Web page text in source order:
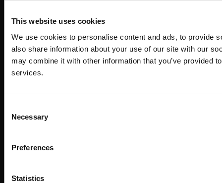
This website uses cookies
We use cookies to personalise content and ads, to provide
also share information about your use of our site with our
may combine it with other information that you’ve provided
services.
Selection
Necessary
Preferences
Statistics